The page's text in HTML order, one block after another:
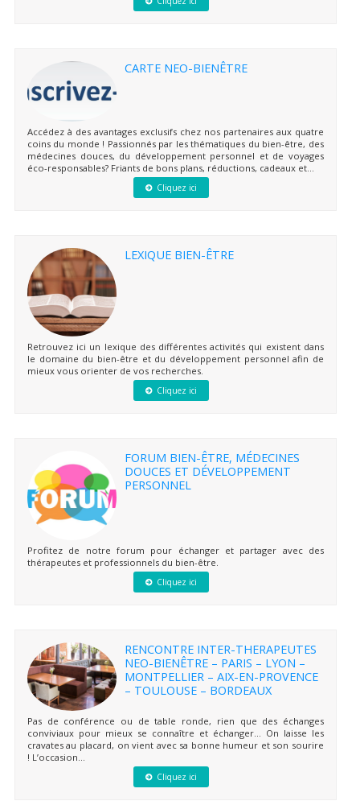
CARTE NEO-BIENÊTRE
Accédez à des avantages exclusifs chez nos partenaires aux quatre
coins du monde ! Passionnés par les thématiques du bien-être, des
médecines douces, du développement personnel et de voyages
éco-responsables? Friants de bons plans, réductions, cadeaux et...
Cliquez ici
LEXIQUE BIEN-ÊTRE
Retrouvez ici un lexique des différentes activités qui existent dans
le domaine du bien-être et du développement personnel afin de
mieux vous orienter de vos recherches.
Cliquez ici
FORUM BIEN-ÊTRE, MÉDECINES
DOUCES ET DÉVELOPPEMENT
PERSONNEL
Profitez de notre forum pour échanger et partager avec des
thérapeutes et professionnels du bien-être.
Cliquez ici
RENCONTRE INTER-THERAPEUTES
NEO-BIENÊTRE – PARIS – LYON –
MONTPELLIER – AIX-EN-PROVENCE
– TOULOUSE – BORDEAUX
Pas de conférence ou de table ronde, rien que des échanges
conviviaux pour mieux se connaître et échanger… On laisse les
cravates au placard, on vient avec sa bonne humeur et son sourire
! L’occasion...
Cliquez ici